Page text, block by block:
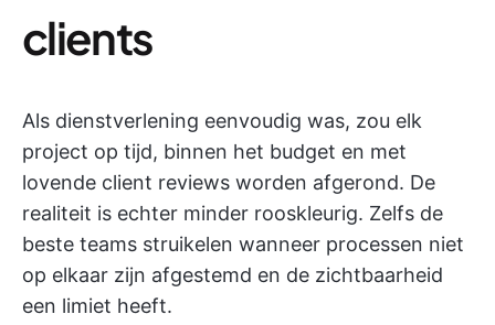
clients
Als dienstverlening eenvoudig was, zou elk
project op tijd, binnen het budget en met
lovende client reviews worden afgerond. De
realiteit is echter minder rooskleurig. Zelfs de
beste teams struikelen wanneer processen niet
op elkaar zijn afgestemd en de zichtbaarheid
een limiet heeft.